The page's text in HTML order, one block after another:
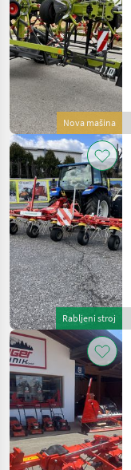
Nova mašina
Rabljeni stroj